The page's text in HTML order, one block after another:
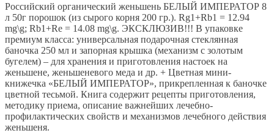
Российский органический женьшень БЕЛЫЙ ИМПЕРАТОР 8
л 50г порошок (из сырого корня 200 гр.). Rg1+Rb1 = 12.94
mg\g; Rb1+Re = 14.08 mg\g. ЭКСКЛЮЗИВ!!! В упаковке
премиум класса: универсальная подарочная стеклянная
баночка 250 мл и запорная крышка (механизм с золотым
бугелем) – для хранения и приготовления настоек на
женьшене, женьшеневого меда и др. + Цветная мини-
книжечка «БЕЛЫЙ ИМПЕРАТОР», прикрепленная к баночке
цветной тесьмой. Книга содержит рецепты приготовления,
методику приема, описание важнейших лечебно-
профилактических свойств и механизмов лечебного действия
женьшеня.